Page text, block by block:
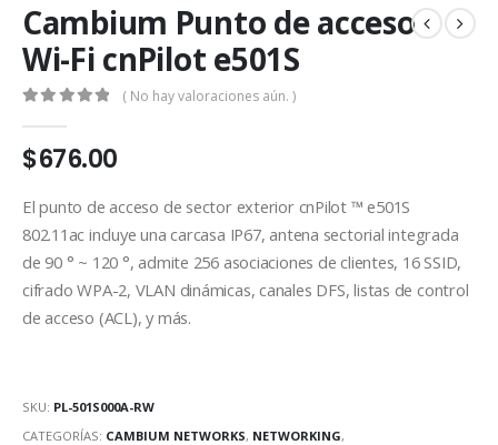
Cambium Punto de acceso
Wi-Fi cnPilot e501S
( No hay valoraciones aún. )
$676.00
El punto de acceso de sector exterior cnPilot ™ e501S
802.11ac incluye una carcasa IP67, antena sectorial integrada
de 90 ° ~ 120 °, admite 256 asociaciones de clientes, 16 SSID,
cifrado WPA-2, VLAN dinámicas, canales DFS, listas de control
de acceso (ACL), y más.
SKU: PL-501S000A-RW
CATEGORÍAS: CAMBIUM NETWORKS, NETWORKING,